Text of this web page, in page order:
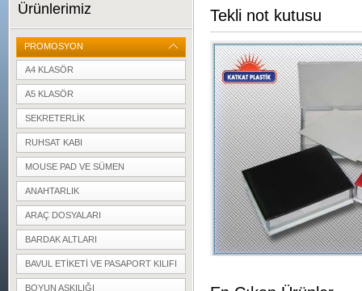
Ürünlerimiz
PROMOSYON
A4 KLASÖR
A5 KLASÖR
SEKRETERLIK
RUHSAT KABI
MOUSE PAD VE SÜMEN
ANAHTARLIK
ARAÇ DOSYALARI
BARDAK ALTLARI
BAVUL ETIKETI VE PASAPORT KILIFI
BOYUN ASKILIĞI
Tekli not kutusu